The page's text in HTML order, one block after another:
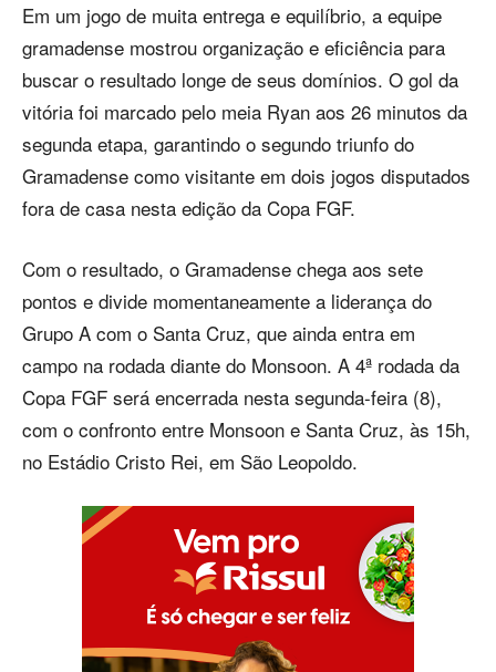
Em um jogo de muita entrega e equilíbrio, a equipe
gramadense mostrou organização e eficiência para
buscar o resultado longe de seus domínios. O gol da
vitória foi marcado pelo meia Ryan aos 26 minutos da
segunda etapa, garantindo o segundo triunfo do
Gramadense como visitante em dois jogos disputados
fora de casa nesta edição da Copa FGF.
Com o resultado, o Gramadense chega aos sete
pontos e divide momentaneamente a liderança do
Grupo A com o Santa Cruz, que ainda entra em
campo na rodada diante do Monsoon. A 4ª rodada da
Copa FGF será encerrada nesta segunda-feira (8),
com o confronto entre Monsoon e Santa Cruz, às 15h,
no Estádio Cristo Rei, em São Leopoldo.